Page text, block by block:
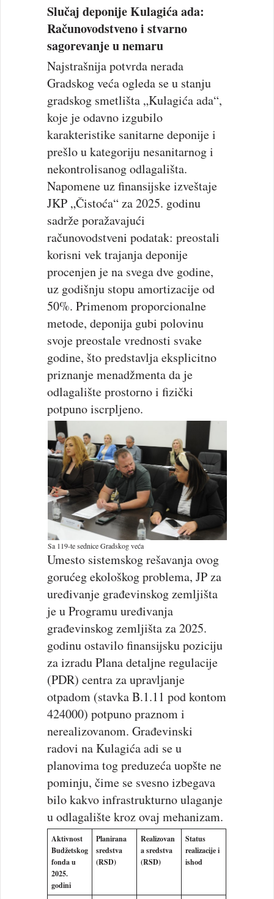
Slučaj deponije Kulagića ada:
Računovodstveno i stvarno
sagorevanje u nemaru
Najstrašnija potvrda nerada
Gradskog veća ogleda se u stanju
gradskog smetlišta „Kulagića ada“,
koje je odavno izgubilo
karakteristike sanitarne deponije i
prešlo u kategoriju nesanitarnog i
nekontrolisanog odlagališta.
Napomene uz finansijske izveštaje
JKP „Čistoća“ za 2025. godinu
sadrže poražavajući
računovodstveni podatak: preostali
korisni vek trajanja deponije
procenjen je na svega dve godine,
uz godišnju stopu amortizacije od
50%. Primenom proporcionalne
metode, deponija gubi polovinu
svoje preostale vrednosti svake
godine, što predstavlja eksplicitno
priznanje menadžmenta da je
odlagalište prostorno i fizički
potpuno iscrpljeno.
Sa 119-te sednice Gradskog veća
Umesto sistemskog rešavanja ovog
gorućeg ekološkog problema, JP za
uređivanje građevinskog zemljišta
je u Programu uređivanja
građevinskog zemljišta za 2025.
godinu ostavilo finansijsku poziciju
za izradu Plana detaljne regulacije
(PDR) centra za upravljanje
otpadom (stavka B.1.11 pod kontom
424000) potpuno praznom i
nerealizovanom. Građevinski
radovi na Kulagića adi se u
planovima tog preduzeća uopšte ne
pominju, čime se svesno izbegava
bilo kakvo infrastrukturno ulaganje
u odlagalište kroz ovaj mehanizam.
Aktivnost
Budžetskog
fonda u
2025.
godini
Planirana
sredstva
(RSD)
Realizovan
a sredstva
(RSD)
Status
realizacije i
ishod